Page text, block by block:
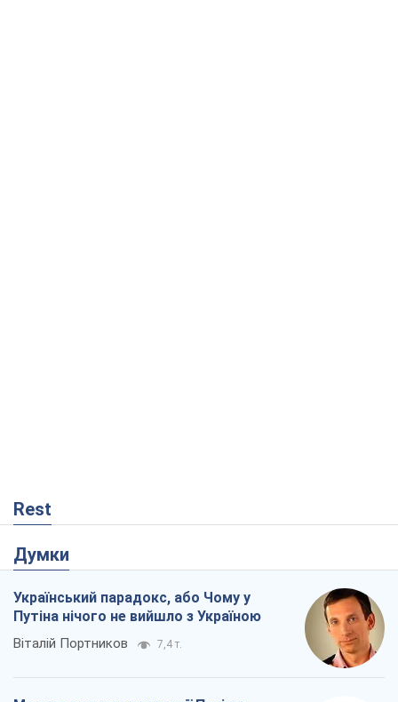
Rest
Думки
Український парадокс, або Чому у
Путіна нічого не вийшло з Україною
Віталій Портников 7,4 т.